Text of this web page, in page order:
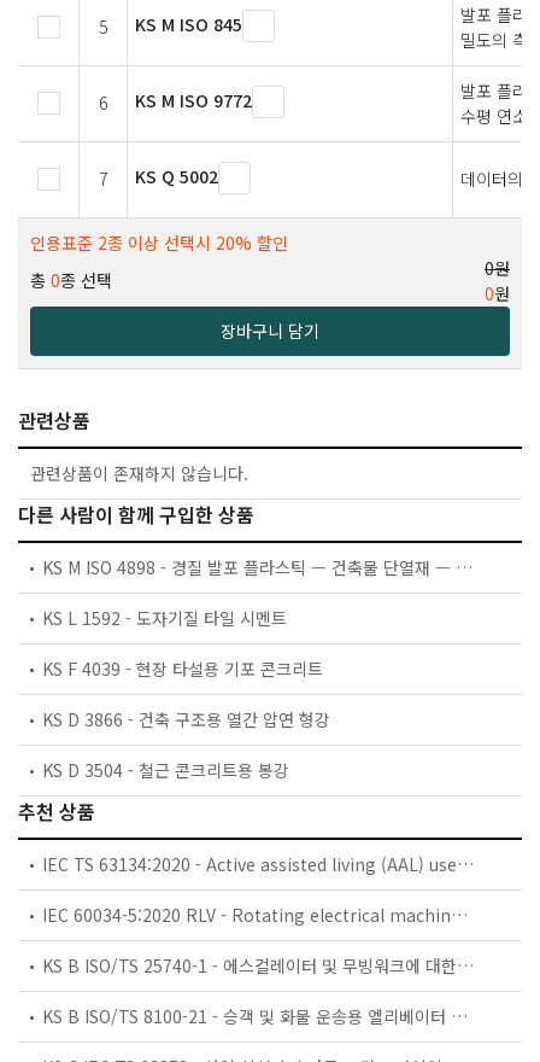
5 KS M ISO 845
발포 플라
밀도의 측
6 KS M ISO 9772
발포 플라
수평 연소
7 KS Q 5002 데이터의
인용표준 2종 이상 선택시 20% 할인
총 0종 선택
0원
0원
장바구니 담기
관련상품
관련상품이 존재하지 않습니다.
다른 사람이 함께 구입한 상품
KS M ISO 4898 - 경질 발포 플라스틱 — 건축물 단열재 — 규격
KS L 1592 - 도자기질 타일 시멘트
KS F 4039 - 현장 타설용 기포 콘크리트
KS D 3866 - 건축 구조용 열간 압연 형강
KS D 3504 - 철근 콘크리트용 봉강
추천 상품
IEC TS 63134:2020 - Active assisted living (AAL) use cases
IEC 60034-5:2020 RLV - Rotating electrical machines - Part 5: Degrees of protection provided by the integral design of rotating electrical machines (IP code) - Classification
KS B ISO/TS 25740-1 - 에스컬레이터 및 무빙워크에 대한 안전요건 — 제1부: 세계공통 필수 안전요건(GESRs)
KS B ISO/TS 8100-21 - 승객 및 화물 운송용 엘리베이터 —제21부: 세계공통 필수안전요건(GESRs)을 충족하는 세계공통 안전 파라미터(GSPs)